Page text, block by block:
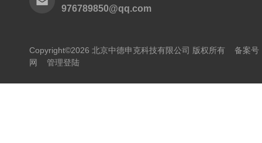
976789850@qq.com
Copyright©2026 北京中德申克科技有限公司 版权所有 备案号
网
管理登陆